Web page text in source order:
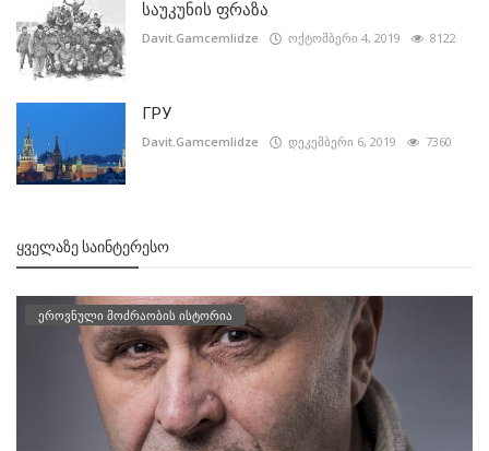
საუკუნის ფრაზა
Davit.Gamcemlidze ოქტომბერი 4, 2019 8122
ГРУ
Davit.Gamcemlidze დეკემბერი 6, 2019 7360
ᲧᲕᲔᲚᲐᲖᲔ ᲡᲐᲘᲜᲢᲔᲠᲔᲡᲝ
ეროვნული მოძრაობის ისტორია